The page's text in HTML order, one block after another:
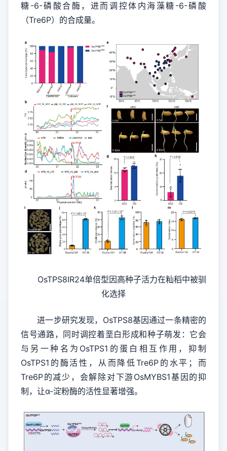
糖-6-磷酸合酶，进而调控体内海藻糖-6-磷酸
（Tre6P）的合成量。
OsTPS8IR24单倍型因高种子活力在籼稻中被驯
化选择
进一步研究发现，OsTPS8基因通过一条精密的
信号通路，同时调控着垩白形成和种子萌发：它会
与另一种名为OsTPS1的蛋白相互作用，抑制
OsTPS1的酶活性，从而降低Tre6P的水平；而
Tre6P的减少，会解除对下游OsMYBS1基因的抑
制，让α-淀粉酶的活性显著增强。